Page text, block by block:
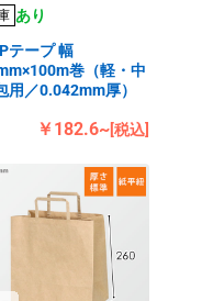
あり
テープ 幅
巻（軽・中
用／0.042mm厚）
￥182.6~[税込]